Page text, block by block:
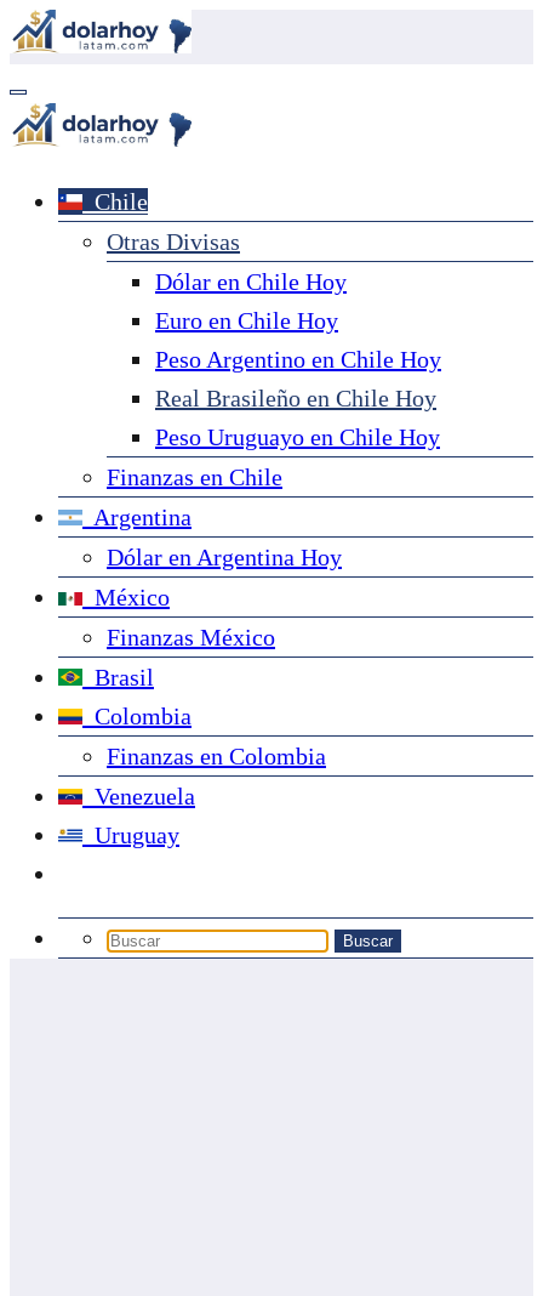
Saltar
contenido
Chile
Otras Divisas
Dólar en Chile Hoy
Euro en Chile Hoy
Peso Argentino en Chile Hoy
Real Brasileño en Chile Hoy
Peso Uruguayo en Chile Hoy
Finanzas en Chile
Argentina
Dólar en Argentina Hoy
México
Finanzas México
Brasil
Colombia
Finanzas en Colombia
Venezuela
Uruguay